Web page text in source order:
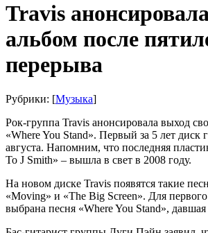
Travis
альбом после
перерыва
Рубрики: [Музыка]
Рок-группа Travis анонсировала выход
«Where You Stand». Первый за 5 лет диск
августа. Напомним, что последняя
To J Smith» – вышла в свет в 2008 году.
На новом диске Travis появятся такие
«Moving» и «The Big Screen». Для
выбрана песня «Where You Stand», давшая